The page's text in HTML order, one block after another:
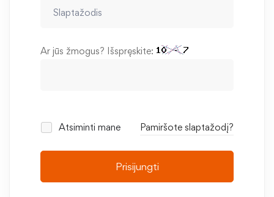
Ar jūs žmogus? Išspręskite:
Atsiminti mane Pamiršote slaptažodį?
Prisijungti